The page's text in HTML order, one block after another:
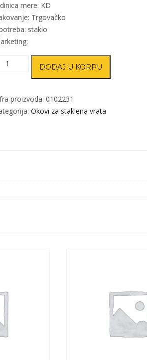
mere: KD
Trgovačko
staklo
DODAJ U KORPU
proizvoda: 0102231
Okovi za staklena vrata